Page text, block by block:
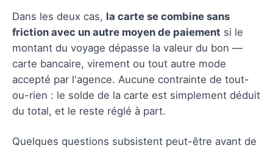
Dans les deux cas, la carte se combine sans
friction avec un autre moyen de paiement si le
montant du voyage dépasse la valeur du bon —
carte bancaire, virement ou tout autre mode
accepté par l'agence. Aucune contrainte de tout-
ou-rien : le solde de la carte est simplement déduit
du total, et le reste réglé à part.
Quelques questions subsistent peut-être avant de